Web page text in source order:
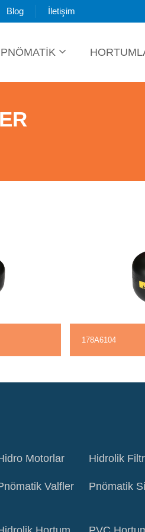
Blog İletişim
PNÖMATİK
178A6104
Motorlar Hidrolik
Valfler Pnömatik